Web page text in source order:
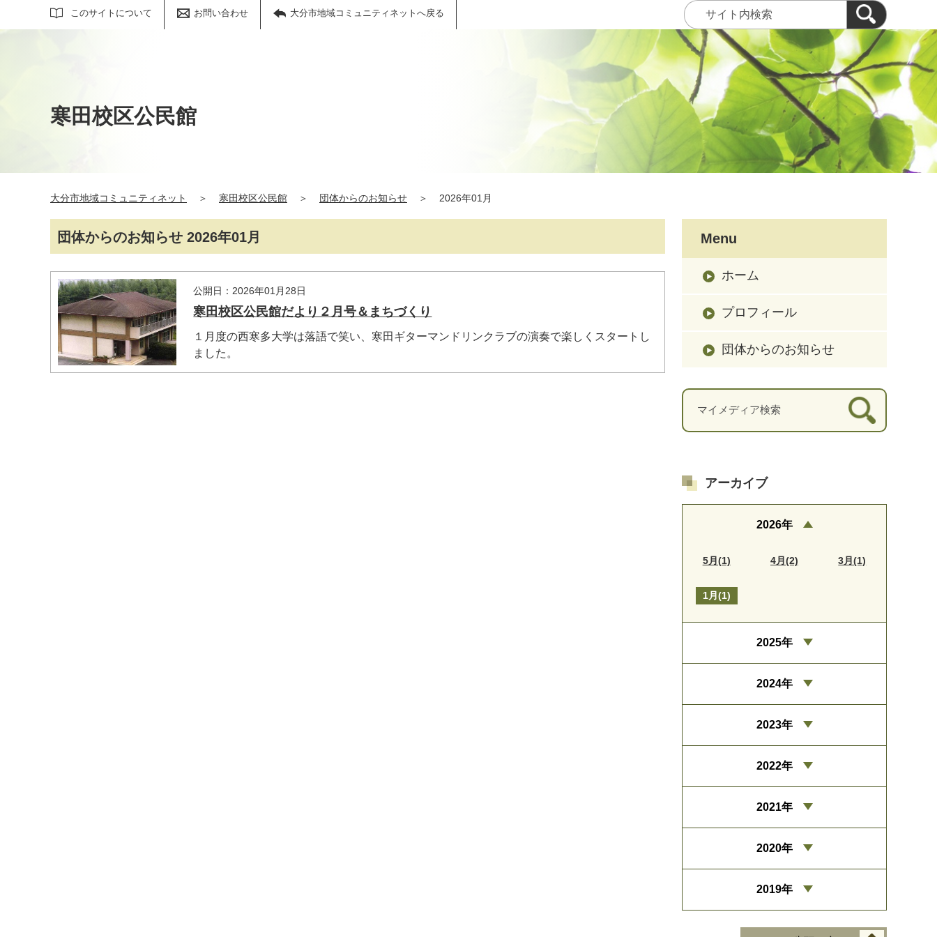
このサイトについて お問い合わせ 大分市地域コミュニティネットへ戻る
サイト内検索
寒田校区公民館
大分市地域コミュニティネット ＞ 寒田校区公民館 ＞ 団体からのお知らせ ＞ 2026年01月
団体からのお知らせ 2026年01月
公開日：2026年01月28日
寒田校区公民館だより２月号＆まちづくり
１月度の西寒多大学は落語で笑い、寒田ギターマンドリンクラブの演奏で楽しくスタートし
ました。
Menu
ホーム
プロフィール
団体からのお知らせ
アーカイブ
2026年
5月(1) 4月(2) 3月(1)
1月(1)
2025年
2024年
2023年
2022年
2021年
2020年
2019年